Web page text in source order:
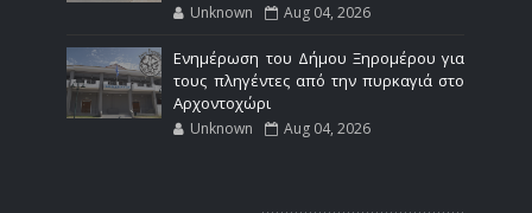
Unknown Aug 04, 2026
Ενημέρωση του Δήμου Ξηρομέρου για
τους πληγέντες από την πυρκαγιά στο
Αρχοντοχώρι
Unknown Aug 04, 2026